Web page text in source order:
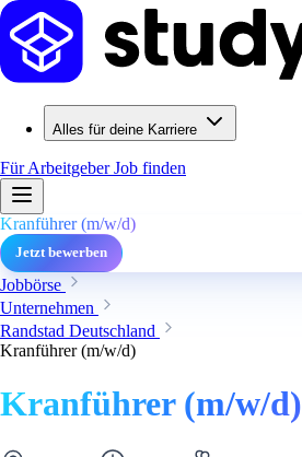
Alles für deine Karriere
Für ArbeitgeberJob finden
Kranführer (m/w/d)
Jetzt bewerben
Jobbörse
Unternehmen
Randstad Deutschland
Kranführer (m/w/d)
Kranführer (m/w/d)